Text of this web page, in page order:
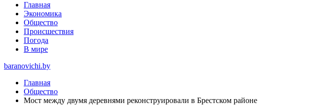
Главная
Экономика
Общество
Происшествия
Погода
В мире
baranovichi.by
Главная
Общество
Мост между двумя деревнями реконструировали в Брестском районе